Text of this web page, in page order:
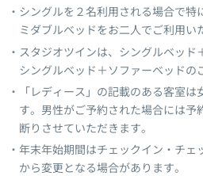
シングルを２名利用される場合で特
ミダブルベッドをお二人でご利用い
スタジオツインは、シングルベッド
シングルベッド＋ソファーベッドの
「レディース」の記載のある客室
す。男性がご予約された場合には予
断りさせていただきます。
年末年始期間はチェックイン・チェ
から変更となる場合があります。